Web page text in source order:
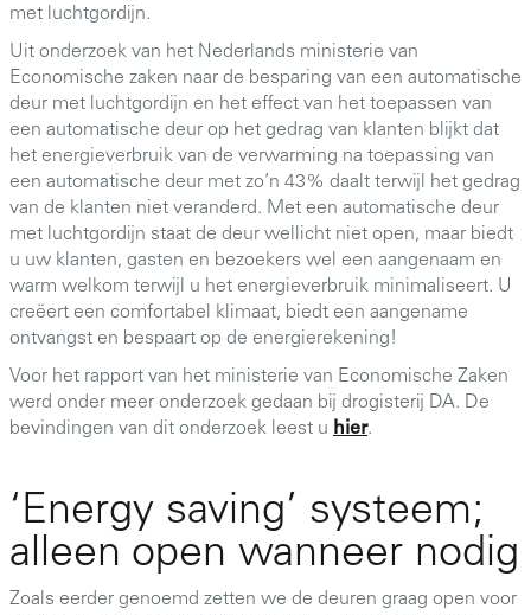
met luchtgordijn.
Uit onderzoek van het Nederlands ministerie van
Economische zaken naar de besparing van een automatische
deur met luchtgordijn en het effect van het toepassen van
een automatische deur op het gedrag van klanten blijkt dat
het energieverbruik van de verwarming na toepassing van
een automatische deur met zo’n 43% daalt terwijl het gedrag
van de klanten niet veranderd. Met een automatische deur
met luchtgordijn staat de deur wellicht niet open, maar biedt
u uw klanten, gasten en bezoekers wel een aangenaam en
warm welkom terwijl u het energieverbruik minimaliseert. U
creëert een comfortabel klimaat, biedt een aangename
ontvangst en bespaart op de energierekening!
Voor het rapport van het ministerie van Economische Zaken
werd onder meer onderzoek gedaan bij drogisterij DA. De
bevindingen van dit onderzoek leest u hier.
‘Energy saving’ systeem;
alleen open wanneer nodig
Zoals eerder genoemd zetten we de deuren graag open voor